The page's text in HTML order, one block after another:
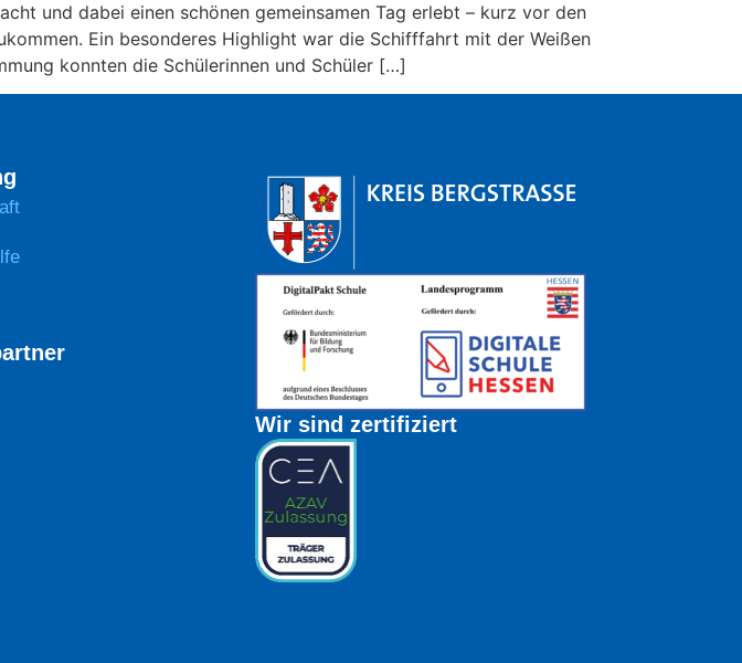
und dabei einen schönen gemeinsamen Tag erlebt – kurz vor den
Ein besonderes Highlight war die Schifffahrt mit der Weißen
konnten die Schülerinnen und Schüler […]
Wir sind zertifiziert